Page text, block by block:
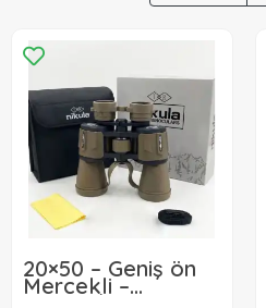
20×50 – Geniş ön
Mercekli –